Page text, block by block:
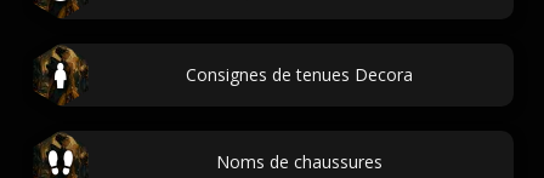
Consignes de tenues Decora
Noms de chaussures